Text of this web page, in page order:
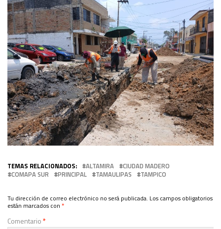
TEMAS RELACIONADOS: ALTAMIRA
CIUDAD MADERO
COMAPA SUR
PRINCIPAL TAMAULIPAS TAMPICO
Tu dirección de correo electrónico no será publicada. Los campos obligatorios
están marcados con *
Comentario*